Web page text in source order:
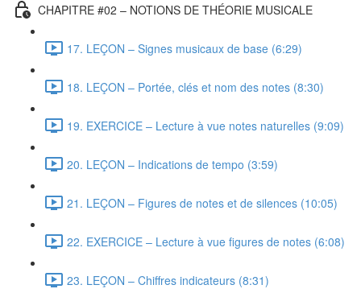
CHAPITRE #02 – NOTIONS DE THÉORIE MUSICALE
17. LEÇON – Signes musicaux de base (6:29)
18. LEÇON – Portée, clés et nom des notes (8:30)
19. EXERCICE – Lecture à vue notes naturelles (9:09)
20. LEÇON – Indications de tempo (3:59)
21. LEÇON – Figures de notes et de silences (10:05)
22. EXERCICE – Lecture à vue figures de notes (6:08)
23. LEÇON – Chiffres indicateurs (8:31)